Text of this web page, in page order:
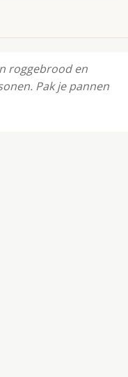
roggebrood en
Pak je pannen